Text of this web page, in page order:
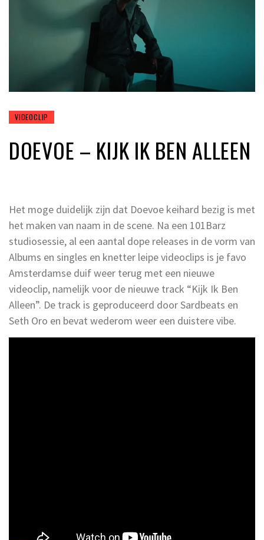
VIDEOCLIP
DOEVOE – KIJK IK BEN ALLEEN
Het moge duidelijk zijn dat Doevoe keihard bezig is met
het maken van naam in de scene. Na een 101Barz
studiosessie, al een aantal dope releases in de vorm van
Albums en singles en knetter leipe videoclips is je favo
Amsterdamse duif weer terug met een nieuwe
videoclip, namelijk voor de nieuwe track “Kijk Ik Ben
Alleen”. De track is geproduceerd door Sardbeats en
Seth Oro en bevat wederom weer een duistere vibe.